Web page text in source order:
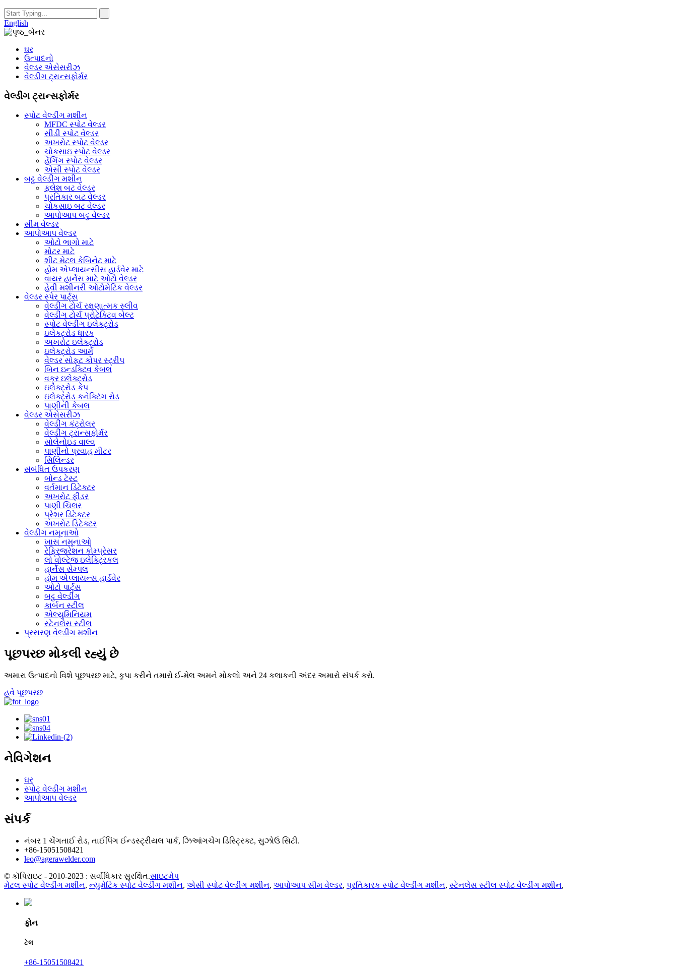
English
ઘર
ઉત્પાદનો
વેલ્ડર એસેસરીઝ
વેલ્ડીંગ ટ્રાન્સફોર્મર
વેલ્ડીંગ ટ્રાન્સફોર્મર
સ્પોટ વેલ્ડીંગ મશીન
MFDC સ્પોટ વેલ્ડર
સીડી સ્પોટ વેલ્ડર
અખરોટ સ્પોટ વેલ્ડર
ચોકસાઇ સ્પોટ વેલ્ડર
હેંગિંગ સ્પોટ વેલ્ડર
એસી સ્પોટ વેલ્ડર
બટ્ટ વેલ્ડીંગ મશીન
ફ્લેશ બટ વેલ્ડર
પ્રતિકાર બટ વેલ્ડર
ચોકસાઇ બટ વેલ્ડર
આપોઆપ બટ્ટ વેલ્ડર
સીમ વેલ્ડર
આપોઆપ વેલ્ડર
ઓટો ભાગો માટે
મોટર માટે
શીટ મેટલ કેબિનેટ માટે
હોમ એપ્લાયન્સીસ હાર્ડવેર માટે
વાયર હાર્નેસ માટે ઓટો વેલ્ડર
હેવી મશીનરી ઓટોમેટિક વેલ્ડર
વેલ્ડર સ્પેર પાર્ટ્સ
વેલ્ડીંગ ટોર્ચ રક્ષણાત્મક સ્લીવ
વેલ્ડીંગ ટોર્ચ પ્રોટેક્ટિવ બેલ્ટ
સ્પોટ વેલ્ડીંગ ઇલેક્ટ્રોડ
ઇલેક્ટ્રોડ ધારક
અખરોટ ઇલેક્ટ્રોડ
ઇલેક્ટ્રોડ આર્મ
વેલ્ડર સોફ્ટ કોપર સ્ટ્રીપ
બિન ઇન્ડક્ટિવ કેબલ
વક્ર ઇલેક્ટ્રોડ
ઇલેક્ટ્રોડ કેપ
ઇલેક્ટ્રોડ કનેક્ટિંગ રોડ
પાણીની કેબલ
વેલ્ડર એસેસરીઝ
વેલ્ડીંગ કંટ્રોલર
વેલ્ડીંગ ટ્રાન્સફોર્મર
સોલેનોઇડ વાલ્વ
પાણીનો પ્રવાહ મીટર
સિલિન્ડર
સંબંધિત ઉપકરણ
બોન્ડ ટેસ્ટ
વર્તમાન ડિટેક્ટર
અખરોટ ફીડર
પાણી ચિલર
પ્રેશર ડિટેક્ટર
અખરોટ ડિટેક્ટર
વેલ્ડીંગ નમૂનાઓ
ખાસ નમૂનાઓ
રેફ્રિજરેશન કોમ્પ્રેસર
લો વોલ્ટેજ ઇલેક્ટ્રિકલ
હાર્નેસ સેમ્પલ
હોમ એપ્લાયન્સ હાર્ડવેર
ઓટો પાર્ટ્સ
બટ્ટ વેલ્ડીંગ
કાર્બન સ્ટીલ
એલ્યુમિનિયમ
સ્ટેનલેસ સ્ટીલ
પ્રસરણ વેલ્ડીંગ મશીન
પૂછપરછ મોકલી રહ્યું છે
અમારા ઉત્પાદનો વિશે પૂછપરછ માટે, કૃપા કરીને તમારો ઈ-મેલ અમને મોકલો અને 24 કલાકની અંદર અમારો સંપર્ક કરો.
હવે પૂછપરછ
નેવિગેશન
ઘર
સ્પોટ વેલ્ડીંગ મશીન
આપોઆપ વેલ્ડર
સંપર્ક
નંબર 1 ચેંગતાઈ રોડ, તાઈપિંગ ઈન્ડસ્ટ્રીયલ પાર્ક, ઝિઆંગચેંગ ડિસ્ટ્રિક્ટ, સુઝોઉ સિટી.
+86-15051508421
leo@agerawelder.com
© કૉપિરાઇટ - 2010-2023 : સર્વાધિકાર સુરક્ષિત.સાઇટમેપ
મેટલ સ્પોટ વેલ્ડીંગ મશીન, ન્યુમેટિક સ્પોટ વેલ્ડીંગ મશીન, એસી સ્પોટ વેલ્ડીંગ મશીન, આપોઆપ સીમ વેલ્ડર, પ્રતિકારક સ્પોટ વેલ્ડીંગ મશીન, સ્ટેનલેસ સ્ટીલ સ્પોટ વેલ્ડીંગ મશીન,
ફોન
ટેલ
+86-15051508421